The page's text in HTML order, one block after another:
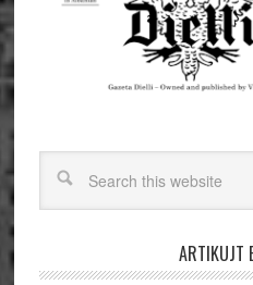
ARTIKUJT